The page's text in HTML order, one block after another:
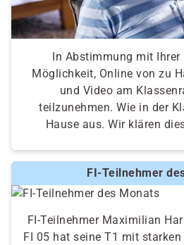
In Abstimmung mit
Möglichkeit, Online von zu
und Video am
teilzunehmen. Wie in der
Hause aus. Wir klären
FI-Teilnehmer
FI-Teilnehmer Maximilian
FI 05 hat seine T1 mit